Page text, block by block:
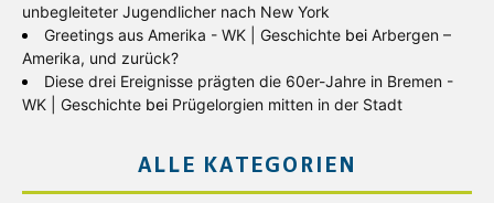
unbegleiteter Jugendlicher nach New York
Greetings aus Amerika - WK | Geschichte bei Arbergen –
Amerika, und zurück?
Diese drei Ereignisse prägten die 60er-Jahre in Bremen -
WK | Geschichte bei Prügelorgien mitten in der Stadt
ALLE KATEGORIEN